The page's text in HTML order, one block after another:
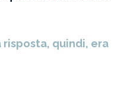
risposta, quindi, era